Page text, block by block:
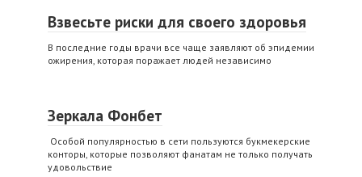
Взвесьте риски для своего здоровья
В последние годы врачи все чаще заявляют об эпидемии
ожирения, которая поражает людей независимо
Зеркала Фонбет
Особой популярностью в сети пользуются букмекерские
конторы, которые позволяют фанатам не только получать
удовольствие